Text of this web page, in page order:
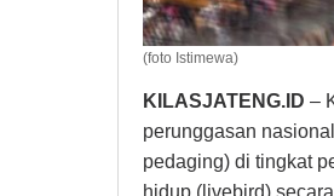
(foto Istimewa)
KILASJATENG.ID –
perunggasan
pedaging) di tingkat
hidup (livebird)